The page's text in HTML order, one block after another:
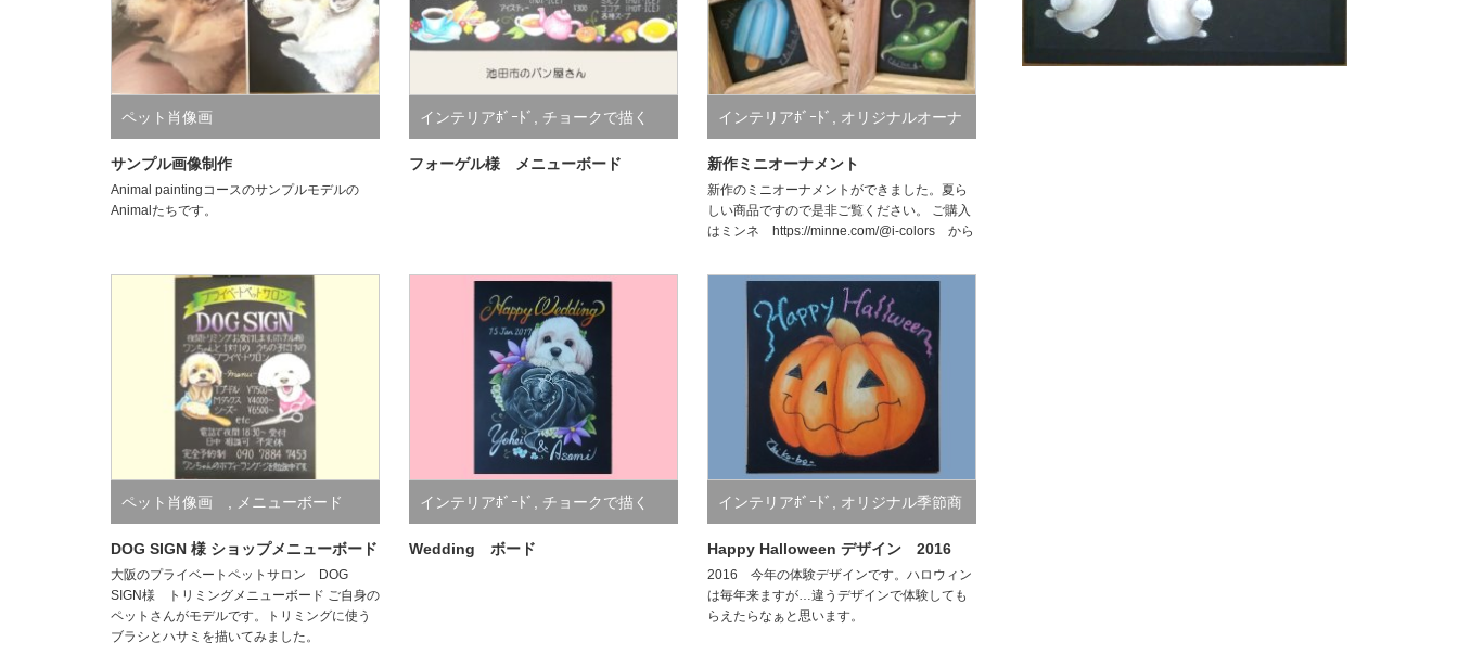
ペット肖像画
サンプル画像制作
Animal paintingコースのサンプルモデルの
Animalたちです。
インテリアﾎﾞｰﾄﾞ チョークで描く
西洋風料理, メニューボード
フォーゲル様 メニューボード
インテリアﾎﾞｰﾄﾞ オリジナルオーナ
メント,オリジナル季節商品
新作ミニオーナメント
新作のミニオーナメントができました。夏ら
しい商品ですので是非ご覧ください。 ご購入
はミンネ https://minne.com/@i-colors から
ペット肖像画 メニューボード
DOG SIGN 様 ショップメニューボード
大阪のプライベートペットサロン DOG
SIGN様 トリミングメニューボード ご自身の
ペットさんがモデルです。トリミングに使う
ブラシとハサミを描いてみました。
インテリアﾎﾞｰﾄﾞ チョークで描く
Welcomeボード
Wedding ボード
インテリアﾎﾞｰﾄﾞ オリジナル季節商
品
Happy Halloween デザイン 2016
2016 今年の体験デザインです。ハロウィン
は毎年来ますが…違うデザインで体験しても
らえたらなぁと思います。